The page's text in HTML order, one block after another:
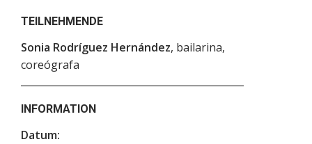
TEILNEHMENDE
Sonia Rodríguez Hernández, bailarina,
coreógrafa
INFORMATION
Datum: